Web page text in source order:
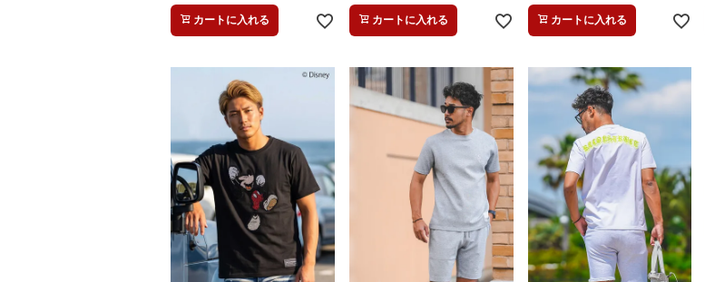
カートに入れる カートに入れる カートに入れる